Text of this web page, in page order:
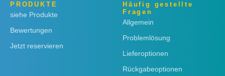
PRODUKTE
siehe Produkte
Bewertungen
Jetzt reservieren
Häufig gestellte
Fragen
Allgemein
Problemlösung
Lieferoptionen
Rückgabeoptionen